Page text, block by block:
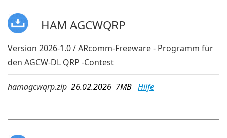
HAM AGCWQRP
Version 2026-1.0 / ARcomm-Freeware - Programm für
den AGCW-DL QRP -Contest
hamagcwqrp.zip 26.02.2026 7MB Hilfe